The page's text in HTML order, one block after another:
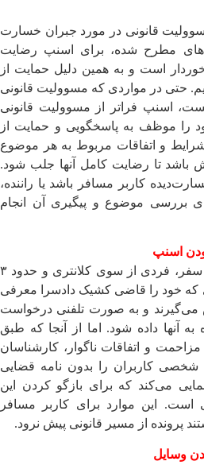
قانونی در مورد جبران خسارت
مطرح شده، برای اسنپ رضایت
است و به همین دلیل حمایت از
حتی در مواردی که مسوولیت قانونی‌
اسنپ فراتر از مسوولیت قانونی
را موظف به پاسخگویی و حمایت از
و اتفاقات مربوط به هر موضوع
باشد تا رضایت کامل آنها جلب شود.
کاربر مسافر باشد یا راننده،
بررسی موضوع و پیگیری آن انجام
اسنپ
حدود یک ساعت پس از پایان سفر، فردی از سوی کلانتری و حدود ۳
که خود را قاضی کشیک دادسرا معرفی
می‌گیرند و به صورت تلفنی درخواست
به آنها داده شود. اما از آنجا که طبق
و اتفاقات ناگوار، کارشناسان
شخصی کاربران را بدون نامه قضایی
می‌کند که برای بازگو کردن این
است. این موارد برای کاربر مسافر
پرونده از مسیر قانونی پیش نرود.
وسایل